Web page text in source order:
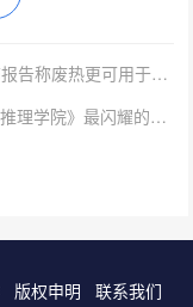
有限公司.保留所有权利